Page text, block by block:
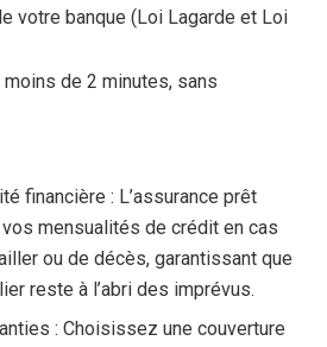
votre banque (Loi Lagarde et Loi
de 2 minutes, sans
financière : L’assurance prêt
mensualités de crédit en cas
ou de décès, garantissant que
reste à l’abri des imprévus.
: Choisissez une couverture